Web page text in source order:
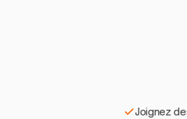
Joignez